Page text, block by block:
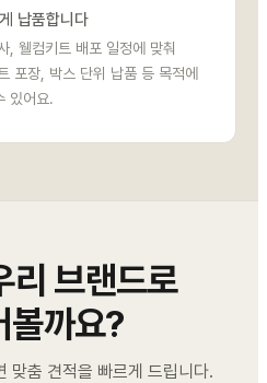
납품합니다
, 웰컴키트 배포 일정에 맞춰
포장, 박스 단위 납품 등 목적에
있어요.
리 브랜드로
볼까요?
맞춤 견적을 빠르게 드립니다.